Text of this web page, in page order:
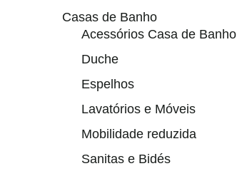
Casas de Banho
Acessórios Casa de Banho
Duche
Espelhos
Lavatórios e Móveis
Mobilidade reduzida
Sanitas e Bidés